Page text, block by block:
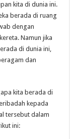
kita di dunia ini.
berada di ruang
dengan
Namun jika
di dunia ini,
dan
kita berada di
kepada
tersebut dalam
ini: